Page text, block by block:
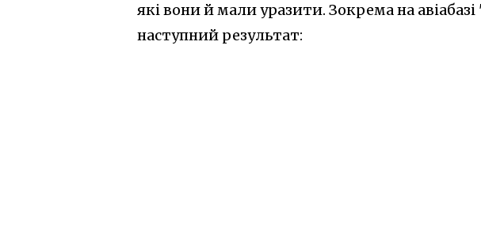
які вони й мали уразити. Зокрема на
наступний результат: